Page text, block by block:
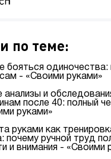
по теме:
бояться одиночества:
- «Своими руками»
анализы и
после 40: полный
руками»
руками как
почему ручной труд
и внимания - «Своими